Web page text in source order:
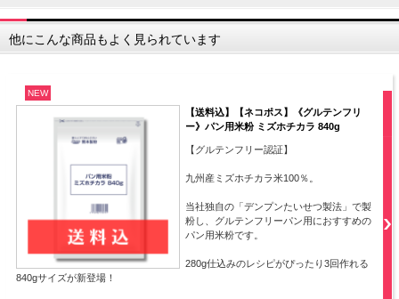
他にこんな商品もよく見られています
NEW
【送料込】【ネコポス】《グルテンフリ
ー》パン用米粉 ミズホチカラ 840g
【グルテンフリー認証】
九州産ミズホチカラ米100％。
当社独自の「デンプンたいせつ製法」で製
粉し、グルテンフリーパン用におすすめの
パン用米粉です。
280g仕込みのレシピがぴったり3回作れる
840gサイズが新登場！